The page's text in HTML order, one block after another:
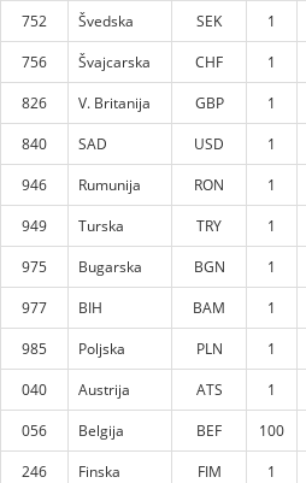
752 Švedska SEK 1
756
Švajcarska CHF 1
826
V. Britanija GBP 1
840
SAD USD 1
946
Rumunija RON 1
949
Turska TRY 1
975
Bugarska BGN 1
977
BIH BAM 1
985
Poljska PLN 1
040
Austrija ATS 1
056
Belgija BEF 100
246
Finska FIM 1